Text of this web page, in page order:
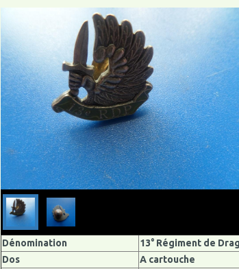
Dénomination
13° Régiment de
Dos
A cartouche